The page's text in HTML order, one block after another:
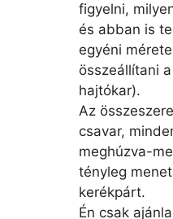
figyelni,
és abban is
egyéni
összeállítani
hajtókar).
Az
csavar,
meghúzva-
tényleg
kerékpárt.
Én csak